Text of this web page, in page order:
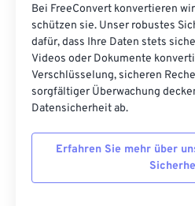
Bei FreeConvert konvertieren
schützen sie. Unser robustes
dafür, dass Ihre Daten stets
Videos oder Dokumente
Verschlüsselung, sicheren
sorgfältiger Überwachung
Datensicherheit ab.
Erfahren Sie mehr über